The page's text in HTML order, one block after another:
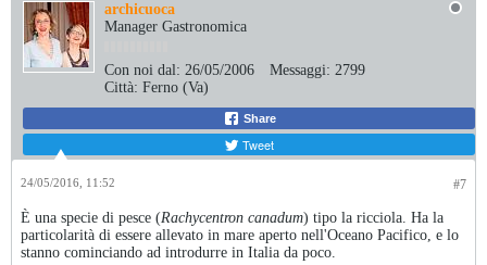
archicuoca
Manager Gastronomica
Con noi dal: 26/05/2006 Messaggi: 2799
Città: Ferno (Va)
Share
Tweet
#7
24/05/2016, 11:52
È una specie di pesce (Rachycentron canadum) tipo la ricciola. Ha la
particolarità di essere allevato in mare aperto nell'Oceano Pacifico, e lo
stanno cominciando ad introdurre in Italia da poco.